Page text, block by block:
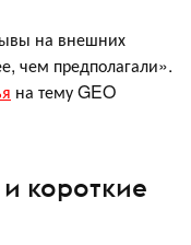
на внешних
чем предполагали».
на тему GEO
короткие